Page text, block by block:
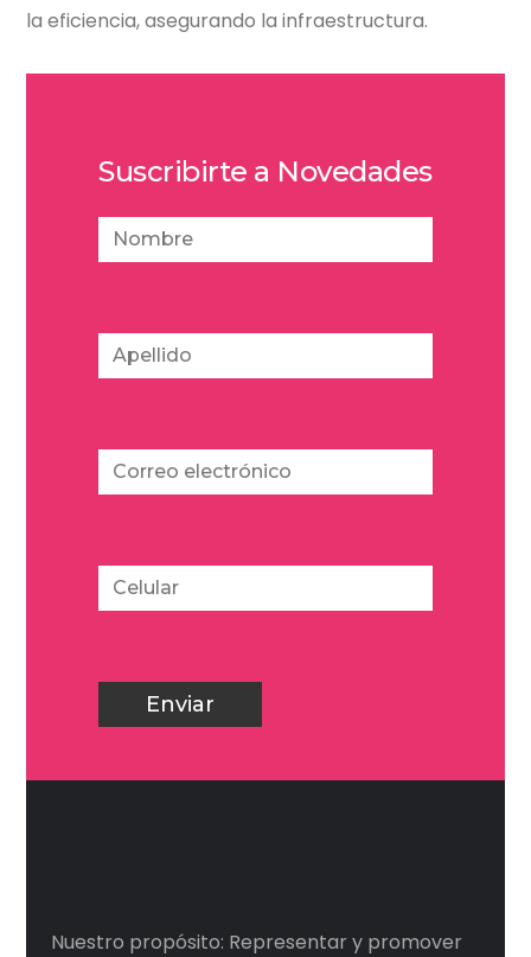
la eficiencia, asegurando la infraestructura.
Suscribirte a Novedades
Nuestro propósito: Representar y promover